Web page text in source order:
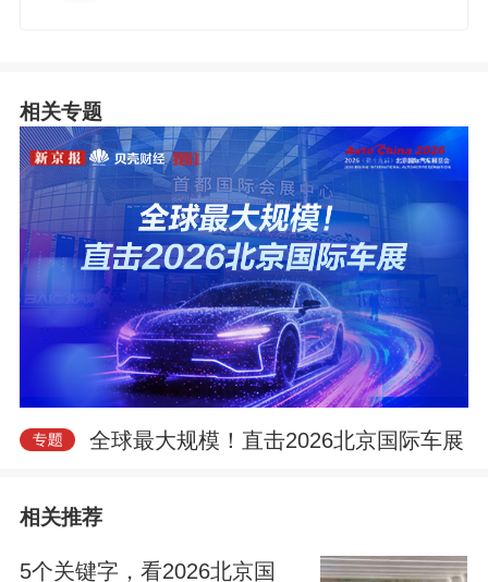
i
相关专题
全球最大规模！直击2026北京国际车展
相关推荐
5个关键字，看2026北京国